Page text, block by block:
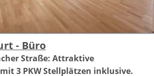
- Büro
Straße: Attraktive
3 PKW Stellplätzen inklusive.